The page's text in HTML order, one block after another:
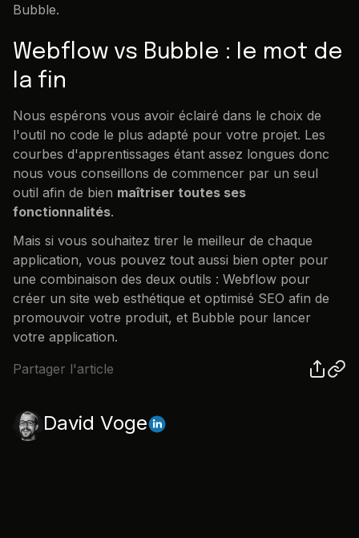
Bubble.
Webflow vs Bubble : le mot de
la fin
Nous espérons vous avoir éclairé dans le choix de
l'outil no code le plus adapté pour votre projet. Les
courbes d'apprentissages étant assez longues donc
nous vous conseillons de commencer par un seul
outil afin de bien maîtriser toutes ses
fonctionnalités.
Mais si vous souhaitez tirer le meilleur de chaque
application, vous pouvez tout aussi bien opter pour
une combinaison des deux outils : Webflow pour
créer un site web esthétique et optimisé SEO afin de
promouvoir votre produit, et Bubble pour lancer
votre application.
Partager l'article
David Voge